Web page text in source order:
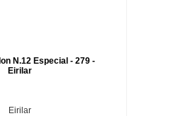
N.12 Especial - 279 -
Eirilar
Eirilar